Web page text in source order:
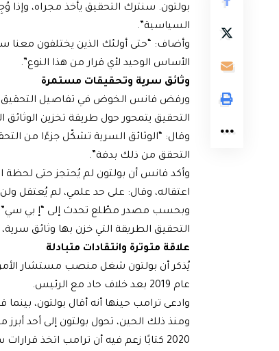
بولتون. سنترك التحقيق يأخذ مجراه،
السياسية”.
وأضاف: “حتى أولئك الذين يختلفون معنا
الأساس الوحيد لأي قرار من هذا النوع”.
وثائق سرية وتحقيقات مستمرة
ورفض فانس الخوض في تفاصيل التحقيق أو
التحقيق يتمحور حول طريقة تخزين الوثائق
وقال: “الوثائق السرية تشكّل جزءًا من
التحقق من ذلك بدقة”.
وأكد فانس أن بولتون لم يُحتجز حتى لحظة
اعتقاله، وقال: على حد علمي، لم يُعتقل
وبحسب مصدر مطّلع تحدث إلى “إ بي سي”،
التحقيق الطريقة التي خزن بها وثائق
علاقة متوترة وانتقادات متبادلة
يُذكر أن بولتون شغل منصب مستشار الأمن
عام 2019 بعد خلاف حاد مع الرئيس.
وادعى ترامب حينها أنه أقال بولتون،
ومنذ ذلك الحين، تحول بولتون إلى أحد
2020 كتابًا زعم فيه أن ترامب اتخذ قرارات سياسية بناءً على حسابات انتخابية بحتة.